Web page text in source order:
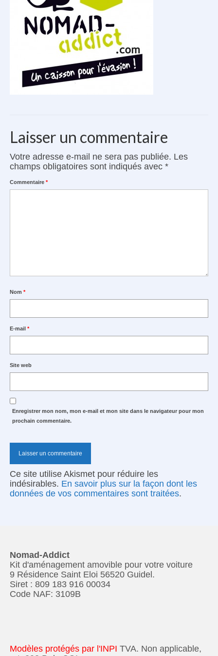
Le Kit Cuisine
Véhicules compatibles
Accessoires Kayak
Avis clients
Laisser un commentaire
Votre adresse e-mail ne sera pas publiée. Les
champs obligatoires sont indiqués avec *
Commentaire *
Nom *
E-mail *
Site web
Enregistrer mon nom, mon e-mail et mon site dans le navigateur pour mon
prochain commentaire.
Ce site utilise Akismet pour réduire les
indésirables. En savoir plus sur la façon dont les
données de vos commentaires sont traitées.
Nomad-Addict
Kit d'aménagement amovible pour votre voiture
9 Résidence Saint Eloi 56520 Guidel.
Siret : 809 183 916 00034
Code NAF: 3109B
Modèles protégés par l'INPI TVA. Non applicable,